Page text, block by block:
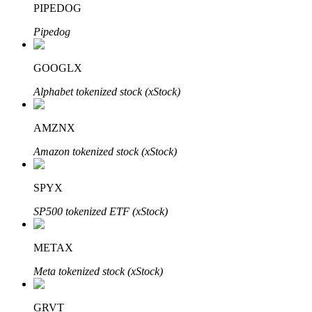
Bloqueios de BTR
Investimentos exclusivos para titulares de BTR
Empréstimos
PIPEDOG
Pipedog
GOOGLX
Alphabet tokenized stock (xStock)
AMZNX
Amazon tokenized stock (xStock)
SPYX
SP500 tokenized ETF (xStock)
METAX
Meta tokenized stock (xStock)
GRVT